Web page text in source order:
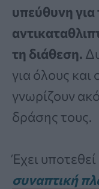
υπεύθυνη
τη διάθεση.
για όλους και
γνωρίζουν
δράσης τους.
Έχει
συναπτική